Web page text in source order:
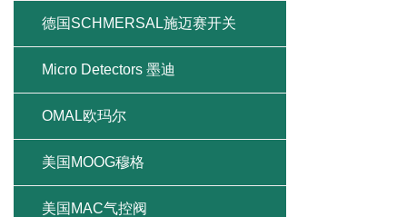
德国SCHMERSAL施迈赛开关
Micro Detectors 墨迪
OMAL欧玛尔
美国MOOG穆格
美国MAC气控阀